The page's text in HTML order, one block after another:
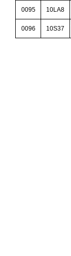
0095
10LA8
0096 10S37